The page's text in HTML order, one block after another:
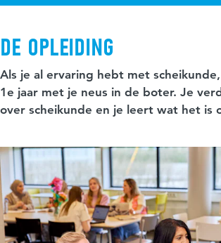
De opleiding
Als je al ervaring hebt met
1e jaar met je neus in de boter. Je
over scheikunde en je leert wat het is